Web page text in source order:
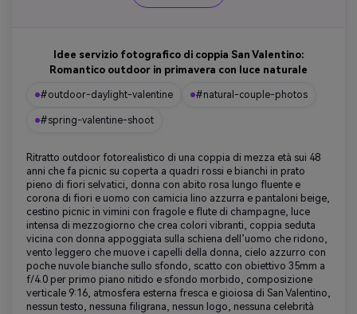
Idee servizio fotografico di coppia San Valentino:
Romantico outdoor in primavera con luce naturale
#outdoor-daylight-valentine #natural-couple-photos
#spring-valentine-shoot
Ritratto outdoor fotorealistico di una coppia di mezza età sui 48
anni che fa picnic su coperta a quadri rossi e bianchi in prato
pieno di fiori selvatici, donna con abito rosa lungo fluente e
corona di fiori e uomo con camicia lino azzurra e pantaloni beige,
cestino picnic in vimini con fragole e flute di champagne, luce
intensa di mezzogiorno che crea colori vibranti, coppia seduta
vicina con donna appoggiata sulla schiena dell’uomo che ridono,
vento leggero che muove i capelli della donna, cielo azzurro con
poche nuvole bianche sullo sfondo, scatto con obiettivo 35mm a
f/4.0 per primo piano nitido e sfondo morbido, composizione
verticale 9:16, atmosfera esterna fresca e gioiosa di San Valentino,
nessun testo, nessuna filigrana, nessun logo, nessuna celebrità